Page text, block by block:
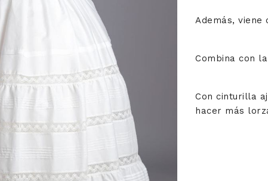
Además,
Combina con la
Con cinturilla
hacer más